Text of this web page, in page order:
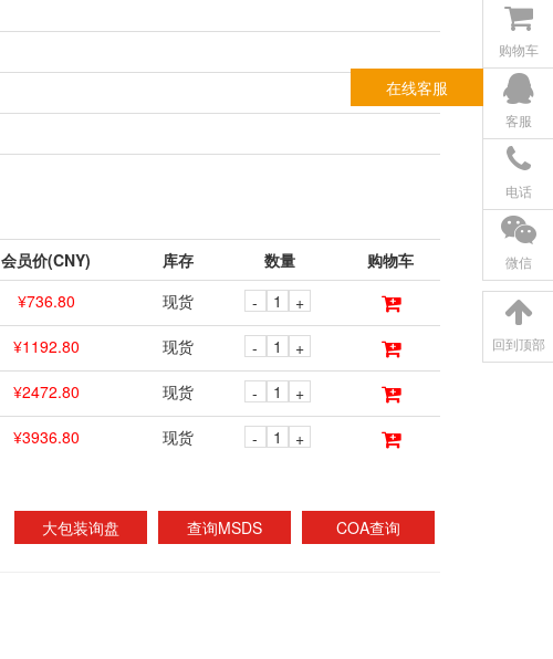
会员价(CNY) 库存 数量
购物车
¥736.80 现货 -
+
¥1192.80 现货 -
+
¥2472.80 现货 -
+
¥3936.80 现货 - +
COA查询
查询MSDS
大包装询盘
购物车
客服
在线客服
电话
微信
回到顶部